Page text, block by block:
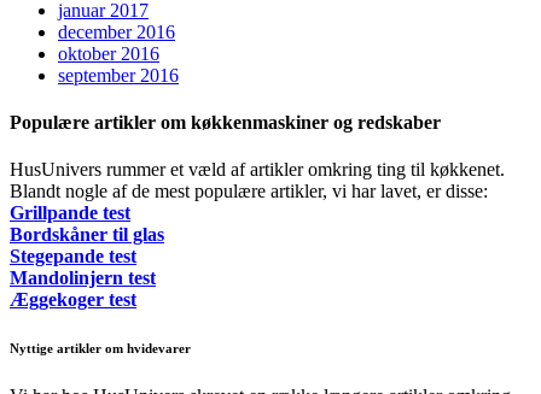
januar 2017
december 2016
oktober 2016
september 2016
Populære artikler om køkkenmaskiner og redskaber
HusUnivers rummer et væld af artikler omkring ting til køkkenet.
Blandt nogle af de mest populære artikler, vi har lavet, er disse:
Grillpande test
Bordskåner til glas
Stegepande test
Mandolinjern test
Æggekoger test
Nyttige artikler om hvidevarer